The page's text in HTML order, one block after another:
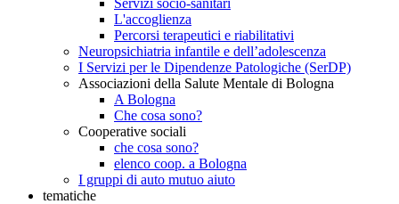
Servizi socio-sanitari
L'accoglienza
Percorsi terapeutici e riabilitativi
Neuropsichiatria infantile e dell’adolescenza
I Servizi per le Dipendenze Patologiche (SerDP)
Associazioni della Salute Mentale di Bologna
A Bologna
Che cosa sono?
Cooperative sociali
che cosa sono?
elenco coop. a Bologna
I gruppi di auto mutuo aiuto
tematiche